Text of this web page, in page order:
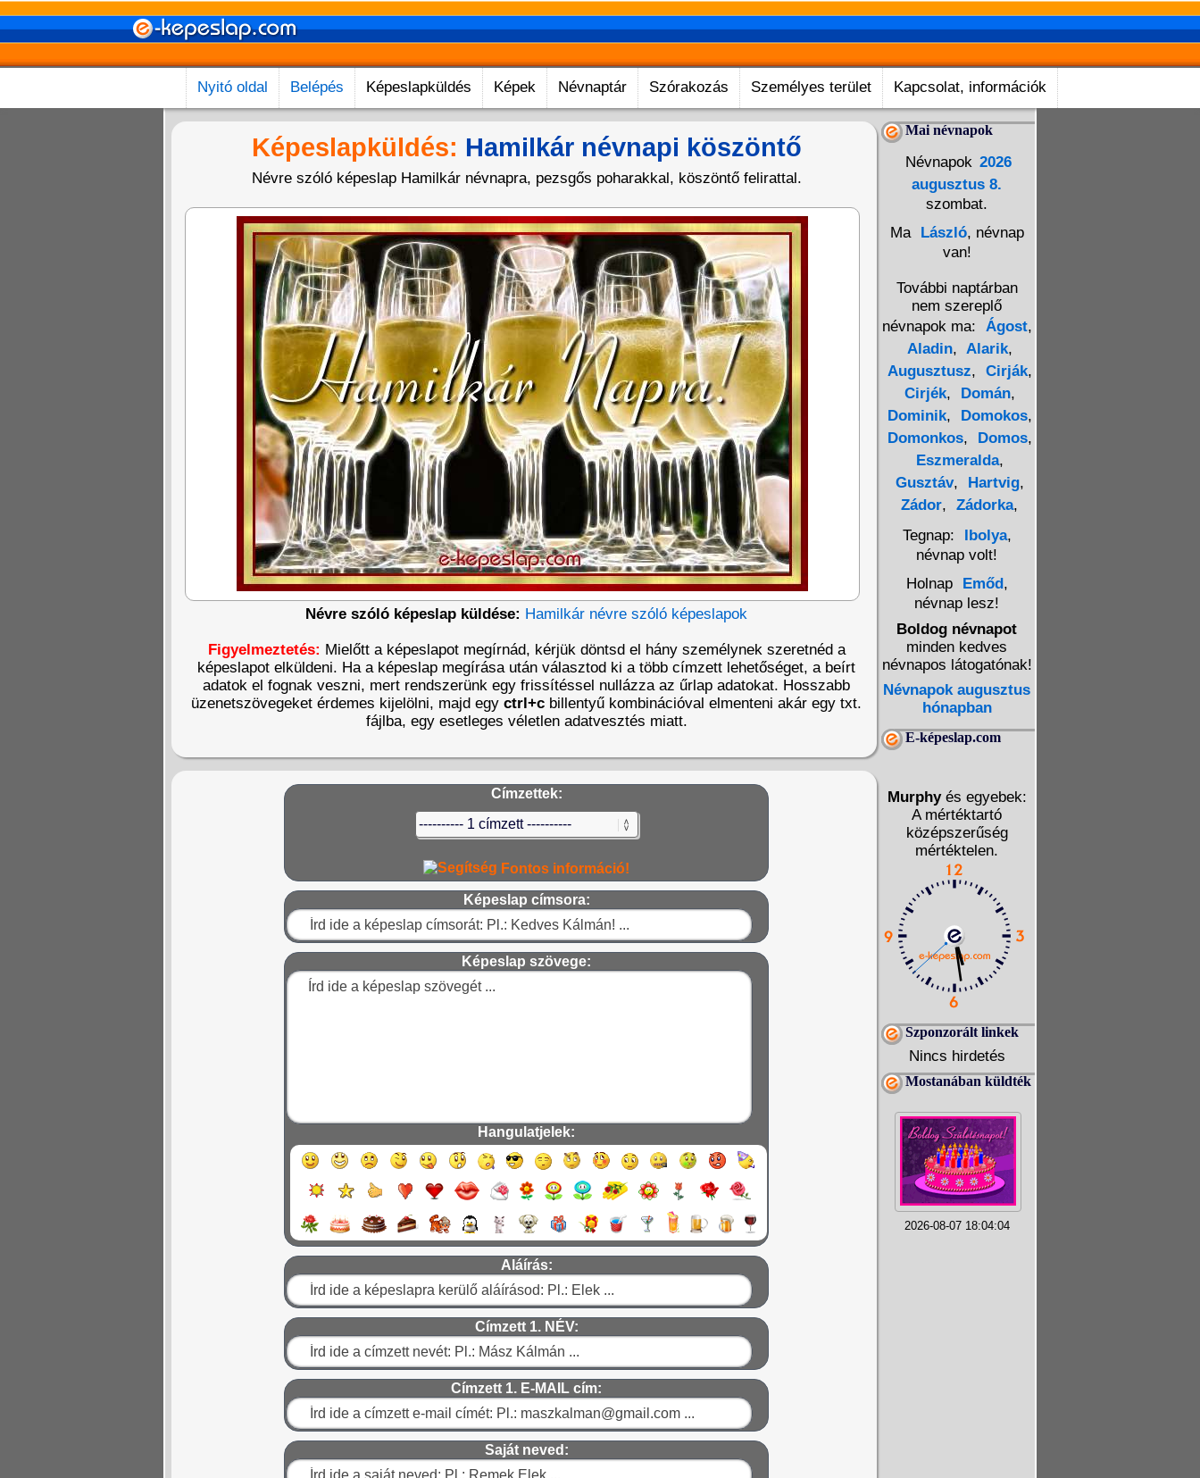
Nyitó oldal Belépés Képeslapküldés Képek Névnaptár Szórakozás Személyes terület Kapcsolat, információk
Képeslapküldés: Hamilkár névnapi köszöntő
Névre szóló képeslap Hamilkár névnapra, pezsgős poharakkal, köszöntő felirattal.
Névre szóló képeslap küldése: Hamilkár névre szóló képeslapok
Figyelmeztetés: Mielőtt a képeslapot megírnád, kérjük döntsd el hány személynek szeretnéd a
képeslapot elküldeni. Ha a képeslap megírása után választod ki a több címzett lehetőséget, a beírt
adatok el fognak veszni, mert rendszerünk egy frissítéssel nullázza az űrlap adatokat. Hosszabb
üzenetszövegeket érdemes kijelölni, majd egy ctrl+c billentyű kombinációval elmenteni akár egy txt.
fájlba, egy esetleges véletlen adatvesztés miatt.
Címzettek:
Fontos információ!
Képeslap címsora:
Képeslap szövege:
Hangulatjelek:
Aláírás:
Címzett 1. NÉV:
Címzett 1. E-MAIL cím:
Saját neved:
Mai névnapok
Névnapok 2026
augusztus 8.
szombat.
Ma
László, névnap
van!
További naptárban
nem szereplő
névnapok ma:
Ágost,
Aladin, Alarik,
Augusztusz, Cirják,
Cirjék, Domán,
Dominik, Domokos,
Domonkos, Domos,
Eszmeralda,
Gusztáv, Hartvig,
Zádor, Zádorka,
Tegnap:
Ibolya,
névnap volt!
Holnap
Emőd,
névnap lesz!
Boldog névnapot
minden kedves
névnapos látogatónak!
Névnapok augusztus
hónapban
E-képeslap.com
Murphyés egyebek:
A mértéktartó
középszerűség
mértéktelen.
Szponzorált linkek
Nincs hirdetés
Mostanában küldték
2026-08-07 18:04:04